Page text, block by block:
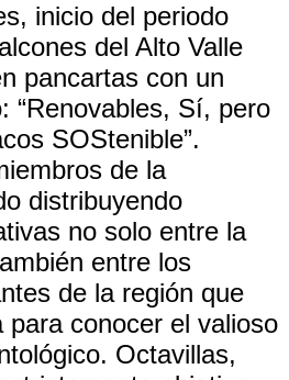
inicio del periodo
del Alto Valle
pancartas con un
“Renovables, Sí, pero
SOStenible”.
de la
distribuyendo
no solo entre la
entre los
de la región que
para conocer el valioso
Octavillas,